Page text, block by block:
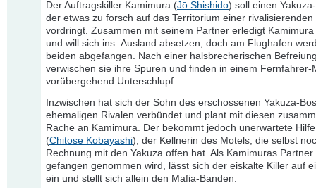
Der Auftragskiller Kamimura (Jō Shishido) soll einen
der etwas zu forsch auf das Territorium einer rivalisierenden
vordringt. Zusammen mit seinem Partner erledigt
und will sich ins Ausland absetzen, doch am Flughafen
beiden abgefangen. Nach einer halsbrecherischen
verwischen sie ihre Spuren und finden in einem Fernfahrer-
vorübergehend Unterschlupf.
Inzwischen hat sich der Sohn des erschossenen Yakuza-
ehemaligen Rivalen verbündet und plant mit diesen
Rache an Kamimura. Der bekommt jedoch unerwartete
(Chitose Kobayashi), der Kellnerin des Motels, die selbst
Rechnung mit den Yakuza offen hat. Als Kamimuras
gefangen genommen wird, lässt sich der eiskalte Killer auf
ein und stellt sich allein den Mafia-Banden.